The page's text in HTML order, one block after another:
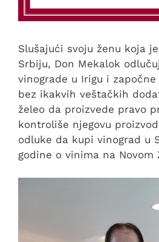
Slušajući svoju ženu koja
Srbiju, Don Mekalok
vinograde u Irigu i
bez ikakvih veštačkih
želeo da proizvede pravo
kontroliše njegovu
odluke da kupi vinograd u
godine o vinima na Novom